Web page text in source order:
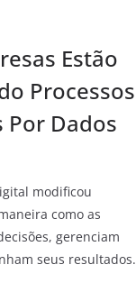
Estão
Processos
Dados
modificou
como as
gerenciam
seus resultados.